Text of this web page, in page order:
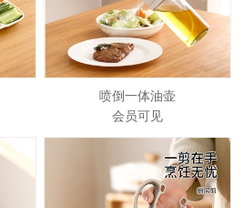
喷倒一体油壶
会员可见